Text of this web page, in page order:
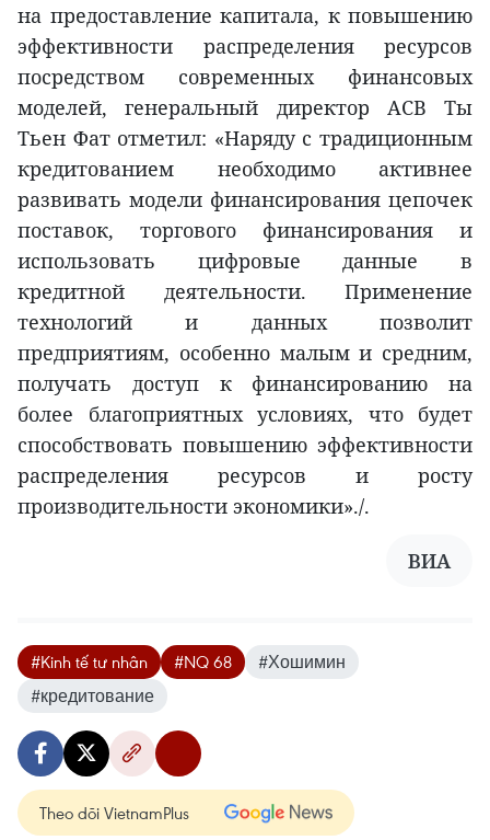
на предоставление капитала, к повышению
эффективности распределения ресурсов
посредством современных финансовых
моделей, генеральный директор ACB Ты
Тьен Фат отметил: «Наряду с традиционным
кредитованием необходимо активнее
развивать модели финансирования цепочек
поставок, торгового финансирования и
использовать цифровые данные в
кредитной деятельности. Применение
технологий и данных позволит
предприятиям, особенно малым и средним,
получать доступ к финансированию на
более благоприятных условиях, что будет
способствовать повышению эффективности
распределения ресурсов и росту
производительности экономики»./.
ВИA
#Kinh tế tư nhân #NQ 68
#Хошимин
#кредитование
Theo dõi VietnamPlus